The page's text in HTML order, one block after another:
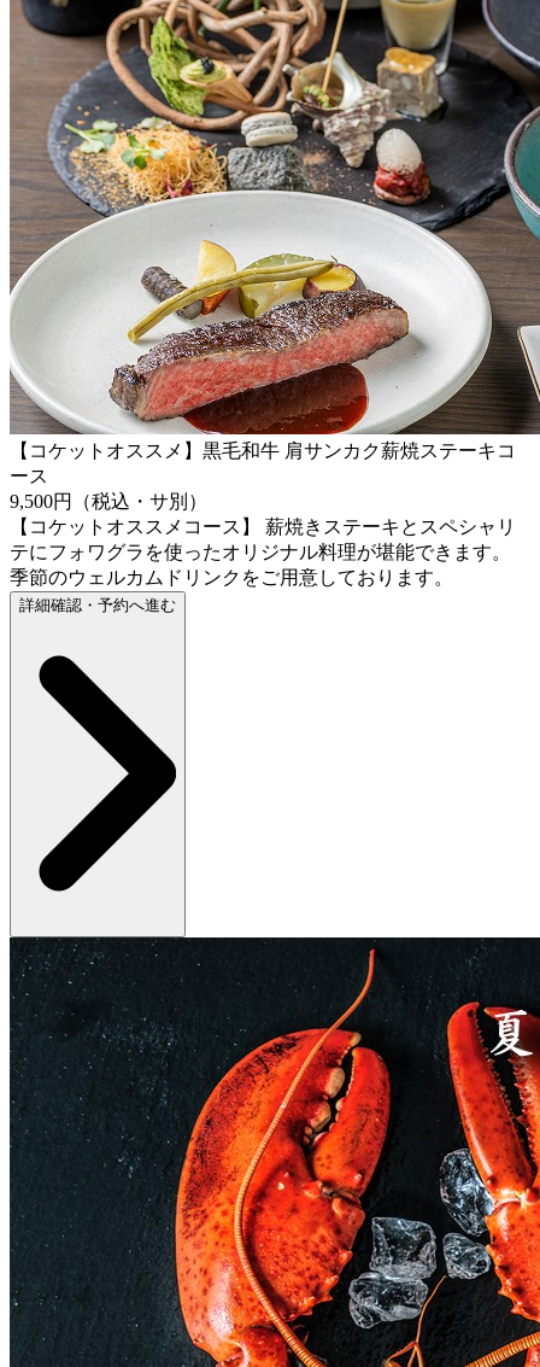
【コケットオススメ】黒毛和牛 肩サンカク薪焼ステーキコ
ース
9,500円（税込・サ別）
【コケットオススメコース】 薪焼きステーキとスペシャリ
テにフォワグラを使ったオリジナル料理が堪能できます。
季節のウェルカムドリンクをご用意しております。
詳細確認・予約へ進む